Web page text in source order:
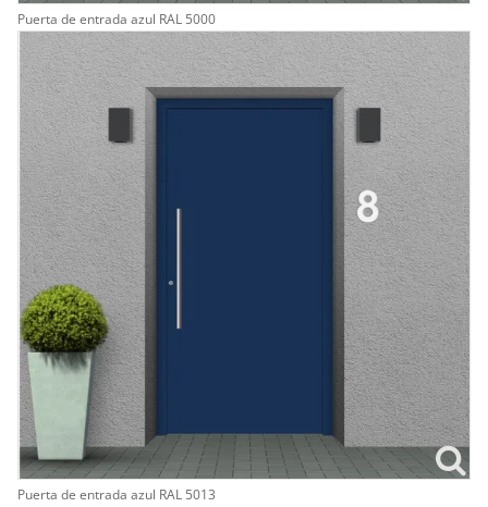
Puerta de entrada azul RAL 5000
Puerta de entrada azul RAL 5013